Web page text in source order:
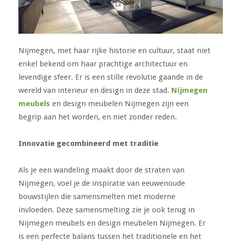
Nijmegen, met haar rijke historie en cultuur, staat niet
enkel bekend om haar prachtige architectuur en
levendige sfeer. Er is een stille revolutie gaande in de
wereld van interieur en design in deze stad. Nijmegen
meubels en design meubelen Nijmegen zijn een
begrip aan het worden, en niet zonder reden.
Innovatie gecombineerd met traditie
Als je een wandeling maakt door de straten van
Nijmegen, voel je de inspiratie van eeuwenoude
bouwstijlen die samensmelten met moderne
invloeden. Deze samensmelting zie je ook terug in
Nijmegen meubels en design meubelen Nijmegen. Er
is een perfecte balans tussen het traditionele en het